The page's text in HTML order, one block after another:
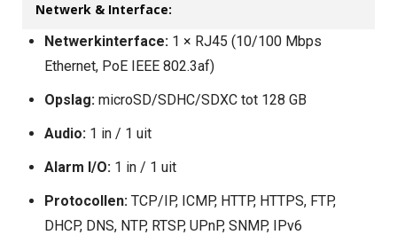
Netwerk & Interface:
Netwerkinterface: 1 × RJ45 (10/100 Mbps
Ethernet, PoE IEEE 802.3af)
Opslag: microSD/SDHC/SDXC tot 128 GB
Audio: 1 in / 1 uit
Alarm I/O: 1 in / 1 uit
Protocollen: TCP/IP, ICMP, HTTP, HTTPS, FTP,
DHCP, DNS, NTP, RTSP, UPnP, SNMP, IPv6